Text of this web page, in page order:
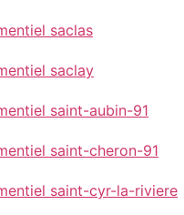
saclas
saclay
saint-aubin-91
saint-cheron-91
saint-cyr-la-riviere